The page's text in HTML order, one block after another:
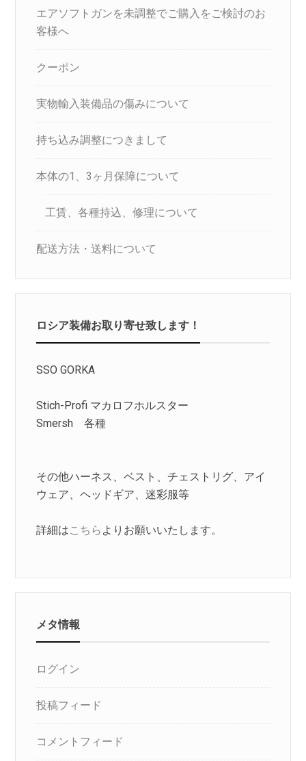
エアソフトガンを未調整でご購入をご検討のお
客様へ
クーポン
実物輸入装備品の傷みについて
持ち込み調整につきまして
本体の1、3ヶ月保障について
工賃、各種持込、修理について
配送方法・送料について
ロシア装備お取り寄せ致します！
SSO GORKA
Stich-Profi マカロフホルスター
Smersh 各種
その他ハーネス、ベスト、チェストリグ、アイ
ウェア、ヘッドギア、迷彩服等
詳細はこちら よりお願いいたします。
メタ情報
ログイン
投稿フィード
コメントフィード